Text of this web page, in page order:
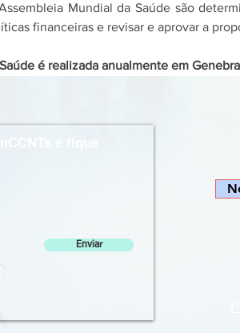
Mundial da Saúde são
financeiras e revisar e aprovar a
é realizada anualmente em
Enviar